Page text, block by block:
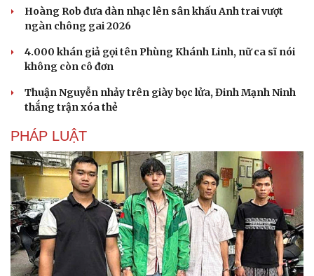
Hoàng Rob đưa dàn nhạc lên sân khấu Anh trai vượt
ngàn chông gai 2026
4.000 khán giả gọi tên Phùng Khánh Linh, nữ ca sĩ nói
không còn cô đơn
Thuận Nguyễn nhảy trên giày bọc lửa, Đinh Mạnh Ninh
thắng trận xóa thẻ
PHÁP LUẬT